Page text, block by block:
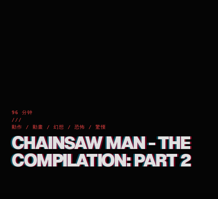
96 分钟
///
動作 / 動畫 / 幻想 / 恐怖 / 驚慄
CHAINSAW MAN - THE
COMPILATION: PART 2